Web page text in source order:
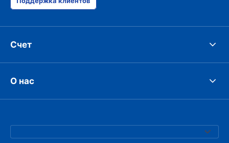
Счет
О нас